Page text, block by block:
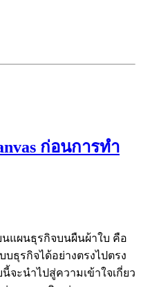
ก่อนการทำ
ยนแผนธุรกิจบนผืนผ้าใบ คือ
บธุรกิจได้อย่างตรงไปตรง
จะนำไปสู่ความเข้าใจเกี่ยว